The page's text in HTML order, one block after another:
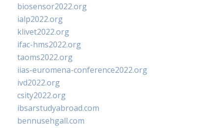
biosensor2022.org
ialp2022.org
klivet2022.org
ifac-hms2022.org
taoms2022.org
iias-euromena-conference2022.org
ivd2022.org
csity2022.org
ibsarstudyabroad.com
bennusehgall.com